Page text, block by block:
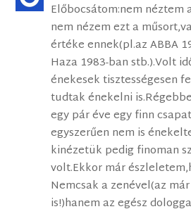
Előbocsátom:nem néztem
nem nézem ezt a
értéke ennek(pl.az ABBA
Haza 1983-ban stb.).Volt
énekesek tisztességesen
tudtak énekelni
egy pár éve egy finn
egyszerűen nem is
kinézetük pedig finoman
volt.Ekkor már
Nemcsak a zenével(az
is!)hanem az egész